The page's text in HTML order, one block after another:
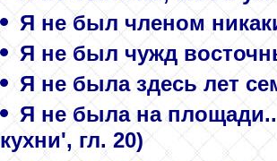
Я не был членом
Я не был чужд
Я не была здесь лет
Я не была на
кухни', гл. 20)